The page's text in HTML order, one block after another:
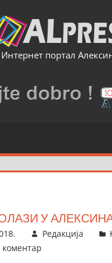
Интернет портал
У
Редакција